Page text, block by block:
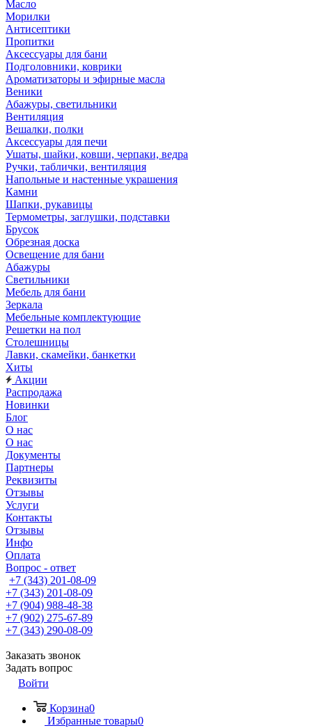
Масло
Морилки
Антисептики
Пропитки
Аксессуары для бани
Подголовники, коврики
Ароматизаторы и эфирные масла
Веники
Абажуры, светильники
Вентиляция
Вешалки, полки
Аксессуары для печи
Ушаты, шайки, ковши, черпаки, ведра
Ручки, таблички, вентиляция
Напольные и настенные украшения
Камни
Шапки, рукавицы
Термометры, заглушки, подставки
Брусок
Обрезная доска
Освещение для бани
Абажуры
Светильники
Мебель для бани
Зеркала
Мебельные комплектующие
Решетки на пол
Столешницы
Лавки, скамейки, банкетки
Хиты
Акции
Распродажа
Новинки
Блог
О нас
О нас
Документы
Партнеры
Реквизиты
Отзывы
Услуги
Контакты
Отзывы
Инфо
Оплата
Вопрос - ответ
+7 (343) 201-08-09
+7 (343) 201-08-09
+7 (904) 988-48-38
+7 (902) 275-67-89
+7 (343) 290-08-09
Заказать звонок
Задать вопрос
Войти
Корзина0
Избранные товары0